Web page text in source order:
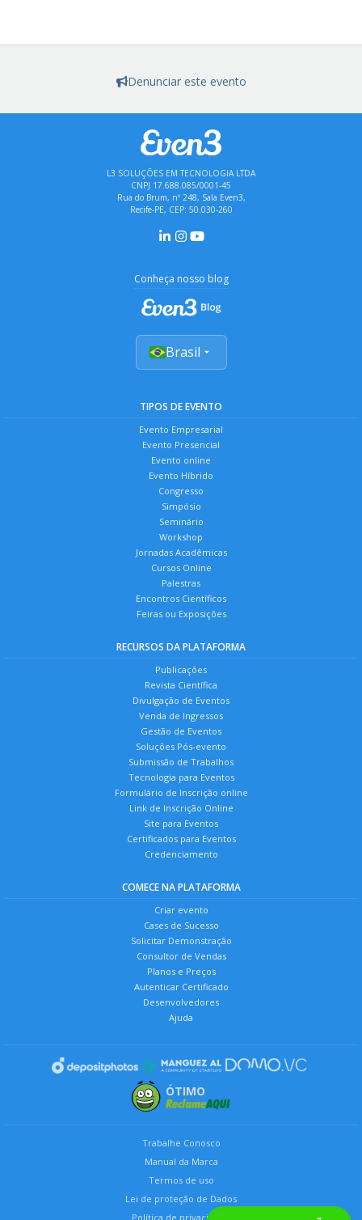
Denunciar este evento
L3 SOLUÇÕES EM TECNOLOGIA LTDA
CNPJ 17.688.085/0001-45
Rua do Brum, nº 248, Sala Even3,
Recife-PE, CEP: 50.030-260
Conheça nosso blog
Brasil
TIPOS DE EVENTO
Evento Empresarial
Evento Presencial
Evento online
Evento Híbrido
Congresso
Simpósio
Seminário
Workshop
Jornadas Acadêmicas
Cursos Online
Palestras
Encontros Científicos
Feiras ou Exposições
RECURSOS DA PLATAFORMA
Publicações
Revista Científica
Divulgação de Eventos
Venda de Ingressos
Gestão de Eventos
Soluções Pós-evento
Submissão de Trabalhos
Tecnologia para Eventos
Formulário de Inscrição online
Link de Inscrição Online
Site para Eventos
Certificados para Eventos
Credenciamento
COMECE NA PLATAFORMA
Criar evento
Cases de Sucesso
Solicitar Demonstração
Consultor de Vendas
Planos e Preços
Autenticar Certificado
Desenvolvedores
Ajuda
ÓTIMO
Trabalhe Conosco
Manual da Marca
Termos de uso
Lei de proteção de Dados
Política de privacidade